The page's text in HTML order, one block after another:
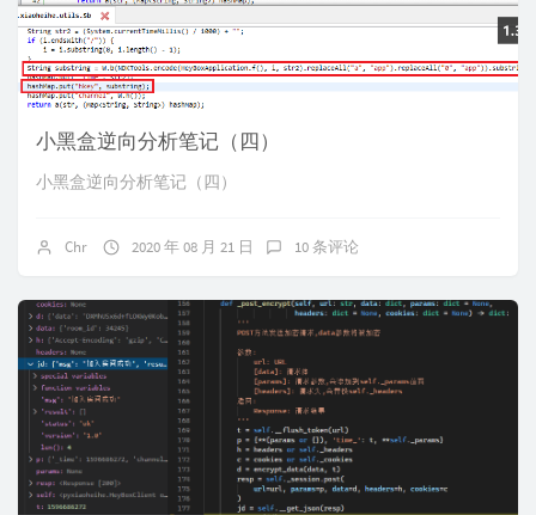
小黑盒逆向分析笔记（四）
小黑盒逆向分析笔记（四）
Chr 2020 年 08 月 21 日 10 条评论